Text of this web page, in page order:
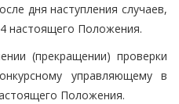
дня наступления случаев,
настоящего Положения.
(прекращении) проверки
управляющему в
Положения.